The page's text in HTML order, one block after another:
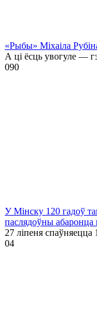
«Рыбы» Міхаіла
А ці ёсць увогуле —
090
У Мінску 120 гадоў
паслядоўны абаронца
27 ліпеня
04